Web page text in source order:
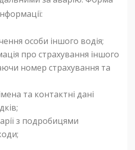
особи іншого водія;
про страхування іншого
номер страхування та
та контактні дані
з подробицями